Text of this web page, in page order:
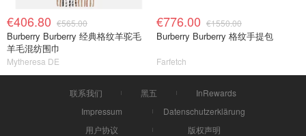
€406.80 €565.00
Burberry Burberry 经典格纹羊驼毛
羊毛混纺围巾
Mytheresa DE
€776.00 €1550.00
Burberry Burberry 格纹手提包
Farfetch
联系我们 黑五
InRewards
Impressum
Datenschutzerklärung
用户协议
版权声明